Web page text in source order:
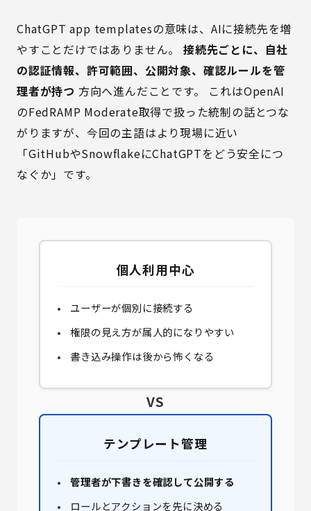
ChatGPT app templatesの意味は、AIに接続先を増
やすことだけではありません。 接続先ごとに、自社
の認証情報、許可範囲、公開対象、確認ルールを管
理者が持つ 方向へ進んだことです。 これはOpenAI
のFedRAMP Moderate取得で扱った統制の話とつな
がりますが、今回の主語はより現場に近い
「GitHubやSnowflakeにChatGPTをどう安全につ
なぐか」です。
個人利用中心
ユーザーが個別に接続する
権限の見え方が属人的になりやすい
書き込み操作は後から怖くなる
VS
テンプレート管理
管理者が下書きを確認して公開する
ロールとアクションを先に決める